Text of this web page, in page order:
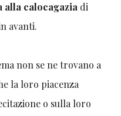
alla calocagaziadi
avanti.
non se ne trovano a
la loro piacenza
o sulla loro